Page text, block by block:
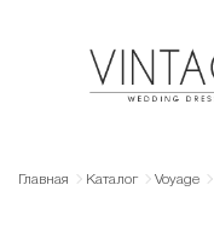
Главная Каталог Voyage